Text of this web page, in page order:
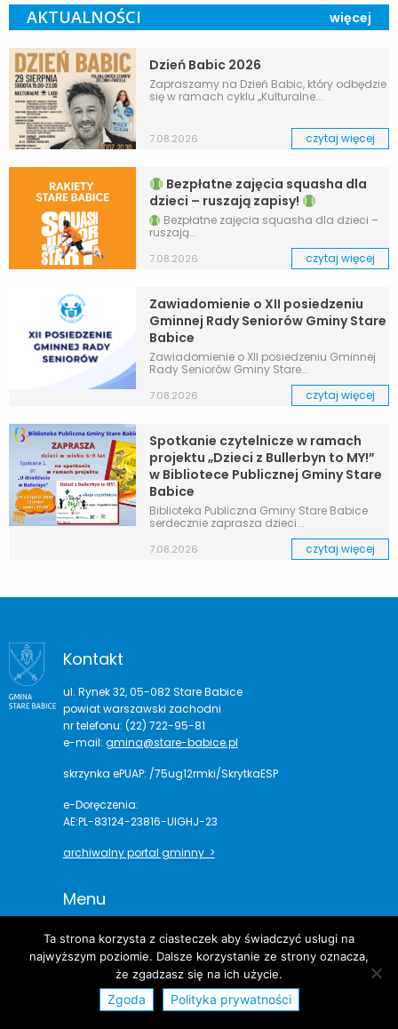
AKTUALNOŚCI więcej
Dzień Babic 2026
Zapraszamy na Dzień Babic, który odbędzie
się w ramach cyklu „Kulturalne...
7.08.2026 czytaj więcej
Bezpłatne zajęcia squasha dla
dzieci – ruszają zapisy!
Bezpłatne zajęcia squasha dla dzieci –
ruszają...
7.08.2026 czytaj więcej
Zawiadomienie o XII posiedzeniu
Gminnej Rady Seniorów Gminy Stare
Babice
Zawiadomienie o XII posiedzeniu Gminnej
Rady Seniorów Gminy Stare...
7.08.2026 czytaj więcej
Spotkanie czytelnicze w ramach
projektu „Dzieci z Bullerbyn to MY!”
w Bibliotece Publicznej Gminy Stare
Babice
Biblioteka Publiczna Gminy Stare Babice
serdecznie zaprasza dzieci...
7.08.2026 czytaj więcej
Kontakt
ul. Rynek 32, 05-082 Stare Babice
powiat warszawski zachodni
nr telefonu: (22) 722-95-81
e-mail: gmina@stare-babice.pl
skrzynka ePUAP: /75ug12rmki/SkrytkaESP
e-Doręczenia:
AE:PL-83124-23816-UIGHJ-23
archiwalny portal gminny >
Menu
Aktualności
O gminie
Dla mieszkańca
E-Usługi
Kontakt
Ta strona korzysta z ciasteczek aby świadczyć usługi na
najwyższym poziomie. Dalsze korzystanie ze strony oznacza,
że zgadzasz się na ich użycie.
Zgoda Polityka prywatności